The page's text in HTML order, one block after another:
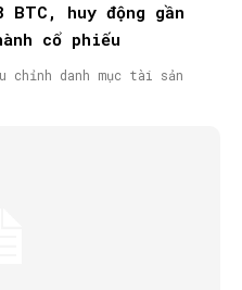
huy động gần
cổ phiếu
chỉnh danh mục tài sản